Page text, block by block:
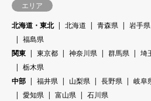
エリア
北海道・東北
北海道 青森県 岩手県
福島県
関東
東京都 神奈川県 群馬県 埼
栃木県
中部
福井県 山梨県 長野県 岐阜
愛知県
富山県
石川県